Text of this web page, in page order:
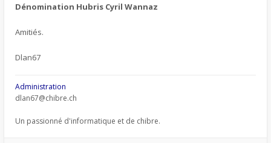
Dénomination Hubris Cyril Wannaz
Amitiés.
Dlan67
Administration
dlan67@chibre.ch
Un passionné d'informatique et de chibre.